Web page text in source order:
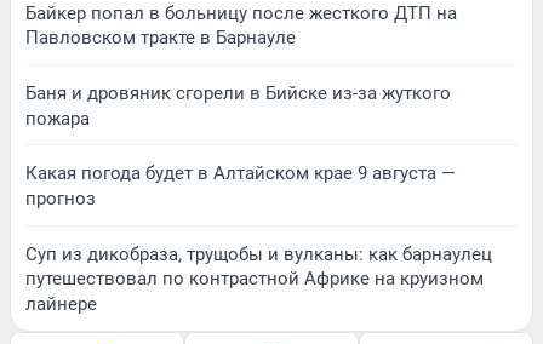
Байкер попал в больницу после жесткого ДТП на
Павловском тракте в Барнауле
Баня и дровяник сгорели в Бийске из-за жуткого
пожара
Какая погода будет в Алтайском крае 9 августа —
прогноз
Суп из дикобраза, трущобы и вулканы: как барнаулец
путешествовал по контрастной Африке на круизном
лайнере